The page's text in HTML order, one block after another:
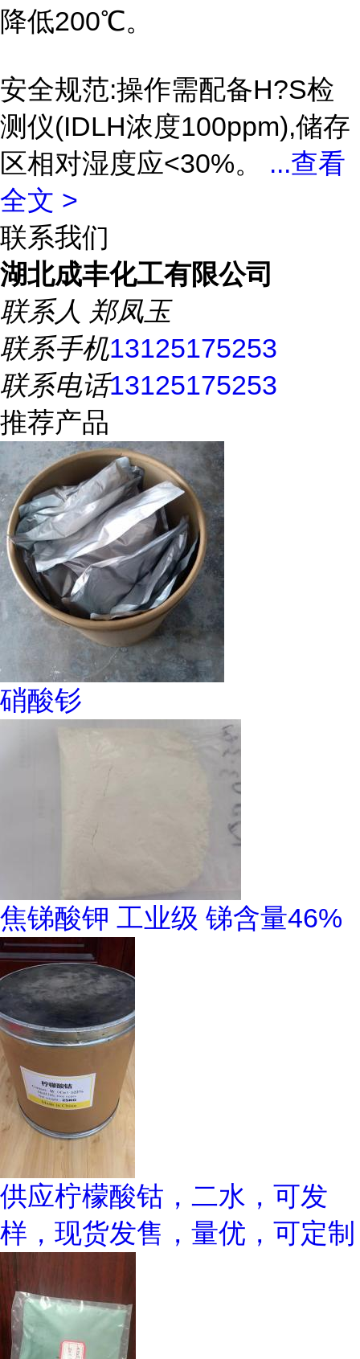
降低200℃。
安全规范:操作需配备H?S检
测仪(IDLH浓度100ppm),储存
区相对湿度应<30%。 ...查看
全文 >
联系我们
湖北成丰化工有限公司
联系人 郑凤玉
联系手机13125175253
联系电话13125175253
推荐产品
硝酸钐
焦锑酸钾 工业级 锑含量46%
供应柠檬酸钴，二水，可发
样，现货发售，量优，可定制